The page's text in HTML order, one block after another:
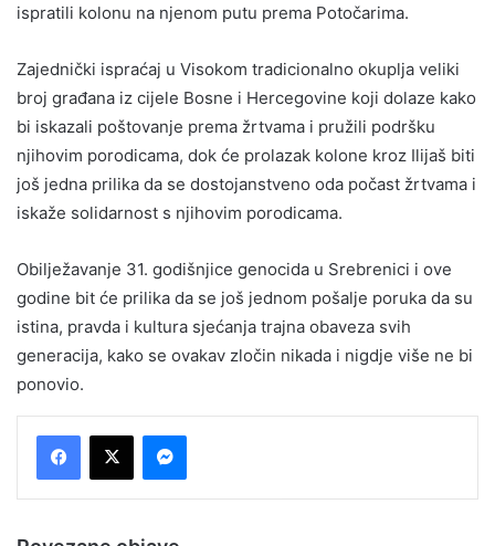
ispratili kolonu na njenom putu prema Potočarima.
Zajednički ispraćaj u Visokom tradicionalno okuplja veliki
broj građana iz cijele Bosne i Hercegovine koji dolaze kako
bi iskazali poštovanje prema žrtvama i pružili podršku
njihovim porodicama, dok će prolazak kolone kroz Ilijaš biti
još jedna prilika da se dostojanstveno oda počast žrtvama i
iskaže solidarnost s njihovim porodicama.
Obilježavanje 31. godišnjice genocida u Srebrenici i ove
godine bit će prilika da se još jednom pošalje poruka da su
istina, pravda i kultura sjećanja trajna obaveza svih
generacija, kako se ovakav zločin nikada i nigdje više ne bi
ponovio.